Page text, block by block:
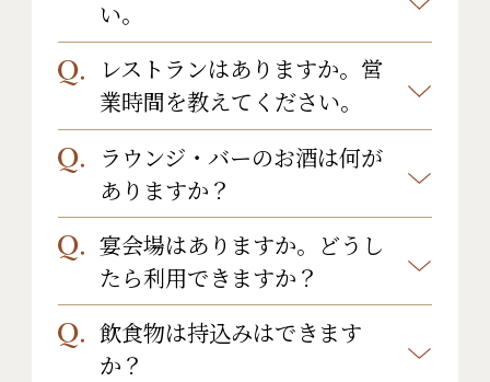
(info@yoshimoto.jp)又は、お電話
(0279-64-2314)までご連絡下さいま
せ。出来る限りご希望に応えたいと
思いますが、難しい場合にはご連絡
をさせていただきます。
い。
お造りの清流三点盛でございます。
群馬県産の物を使用しております。
中でも、銀光は最高級のニジマスで
ございます。ぜひ、ご賞味くださいま
せ。
レストランはありますか。営
業時間を教えてください。
当館にはレストランはございませ
ん。
当館から徒歩15分圏内に数件の飲食
店がございます。
※他の周辺の飲食店についてはスタ
ッフにお尋ねください。
ラウンジ・バーのお酒は何が
ありますか？
ビール、焼酎、日本酒、梅酒など各種
ご用意しております。
宴会場はありますか。どうし
たら利用できますか？
当館には宴会場はございません。
飲食物は持込みはできます
か？